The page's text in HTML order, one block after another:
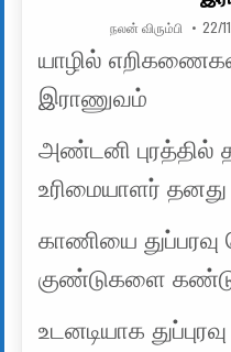
AUTHOR:
நலன் விரும்பி 22/
யாழில்
இராணுவம்
அண்டனி புரத்தில்
உரிமையாளர் தனது
காணியை துப்பரவு
குண்டுகளை
உடனடியாக